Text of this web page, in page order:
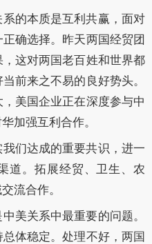
的本质是互利共赢，面对
确选择。昨天两国经贸团
这对两国老百姓和世界都
前来之不易的良好势头。
美国企业正在深度参与中
加强互利合作。
们达成的重要共识，进一
道。拓展经贸、卫生、农
流合作。
美关系中最重要的问题。
体稳定。处理不好，两国